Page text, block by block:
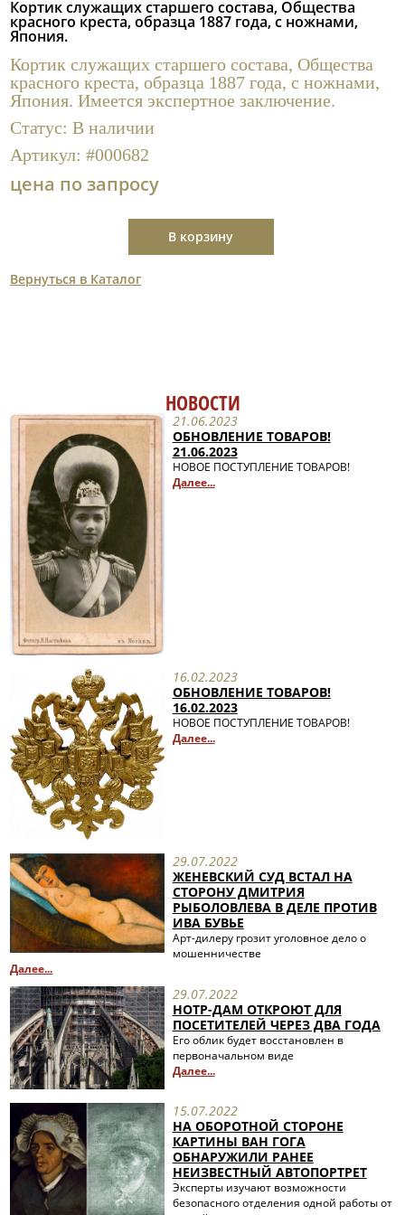
Полезные ссылки
Кортик служащих старшего состава, Общества
красного креста, образца 1887 года, с ножнами,
Япония.
Кортик служащих старшего состава, Общества
красного креста, образца 1887 года, с ножнами,
Япония. Имеется экспертное заключение.
Статус:В наличии
Артикул:#000682
цена по запросу
В корзину
Вернуться в Каталог
НОВОСТИ
21.06.2023
ОБНОВЛЕНИЕ ТОВАРОВ!
21.06.2023
НОВОЕ ПОСТУПЛЕНИЕ ТОВАРОВ!
Далее...
16.02.2023
ОБНОВЛЕНИЕ ТОВАРОВ!
16.02.2023
НОВОЕ ПОСТУПЛЕНИЕ ТОВАРОВ!
Далее...
29.07.2022
ЖЕНЕВСКИЙ СУД ВСТАЛ НА
СТОРОНУ ДМИТРИЯ
РЫБОЛОВЛЕВА В ДЕЛЕ ПРОТИВ
ИВА БУВЬЕ
Арт-дилеру грозит уголовное дело о
мошенничестве
Далее...
29.07.2022
НОТР-ДАМ ОТКРОЮТ ДЛЯ
ПОСЕТИТЕЛЕЙ ЧЕРЕЗ ДВА ГОДА
Его облик будет восстановлен в
первоначальном виде
Далее...
15.07.2022
НА ОБОРОТНОЙ СТОРОНЕ
КАРТИНЫ ВАН ГОГА
ОБНАРУЖИЛИ РАНЕЕ
НЕИЗВЕСТНЫЙ АВТОПОРТРЕТ
Эксперты изучают возможности
безопасного отделения одной работы от